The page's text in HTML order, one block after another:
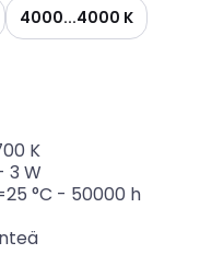
4000...4000 K
K
3 W
°C - 50000 h